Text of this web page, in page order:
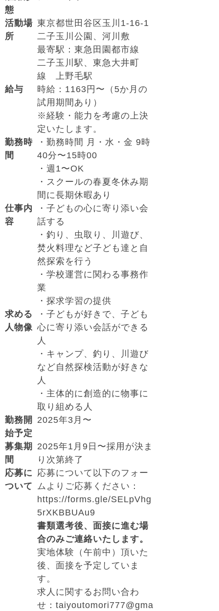
態
活動場
所
東京都世田谷区玉川1-16-1
二子玉川公園、河川敷
最寄駅：東急田園都市線
二子玉川駅、東急大井町
線 上野毛駅
給与
時給：1163円〜（5か月の
試用期間あり）
※経験・能力を考慮の上決
定いたします。
勤務時
間
・勤務時間 月・水・金 9時
40分〜15時00
・週1〜OK
・スクールの春夏冬休み期
間に長期休暇あり
仕事内
容
・子どもの心に寄り添い会
話する
・釣り、虫取り、川遊び、
焚火料理など子ども達と自
然探索を行う
・学校運営に関わる事務作
業
・探求学習の提供
求める
人物像
・子どもが好きで、子ども
心に寄り添い会話ができる
人
・キャンプ、釣り、川遊び
など自然探検活動が好きな
人
・主体的に創造的に物事に
取り組める人
勤務開
始予定
2025年3月〜
募集期
間
2025年1月9日〜採用が決ま
り次第終了
応募に
ついて
応募について以下のフォー
ムよりご応募ください：
https://forms.gle/SELpVhg
5rXKBBUAu9
書類選考後、面接に進む場
合のみご連絡いたします。
実地体験（午前中）頂いた
後、面接を予定していま
す。
求人に関するお問い合わ
せ： taiyoutomori777@gma